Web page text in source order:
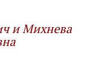
и Михнева